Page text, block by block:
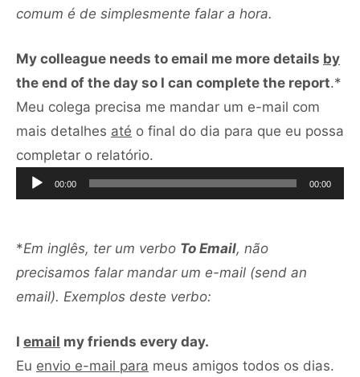
comum é de simplesmente falar a hora.
My colleague needs to email me more details by
the end of the day so I can complete the report.*
Meu colega precisa me mandar um e-mail com
mais detalhes até o final do dia para que eu possa
completar o relatório.
de
áudio
00:00 00:00
*Em inglês, ter um verbo To Email, não
precisamos falar mandar um e-mail (send an
email). Exemplos deste verbo:
I email my friends every day.
Eu envio e-mail para meus amigos todos os dias.